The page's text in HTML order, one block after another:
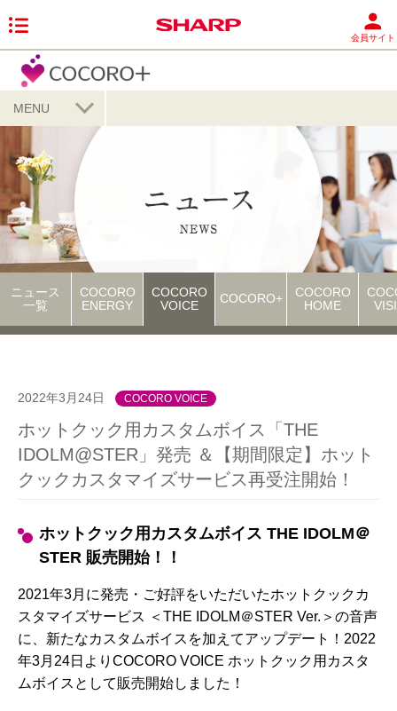
会員サイト
MENU
ニュース
一覧
COCORO
ENERGY
COCORO
VOICE
COCORO+
COCORO
HOME
2022年3月24日 COCORO VOICE
ホットクック用カスタムボイス「THE
IDOLM@STER」発売 ＆【期間限定】ホット
クックカスタマイズサービス再受注開始！
ホットクック用カスタムボイス THE IDOLM＠
STER 販売開始！！
2021年3月に発売・ご好評をいただいたホットクックカ
スタマイズサービス ＜THE IDOLM＠STER Ver.＞の音声
に、新たなカスタムボイスを加えてアップデート！2022
年3月24日よりCOCORO VOICE ホットクック用カスタ
ムボイスとして販売開始しました！